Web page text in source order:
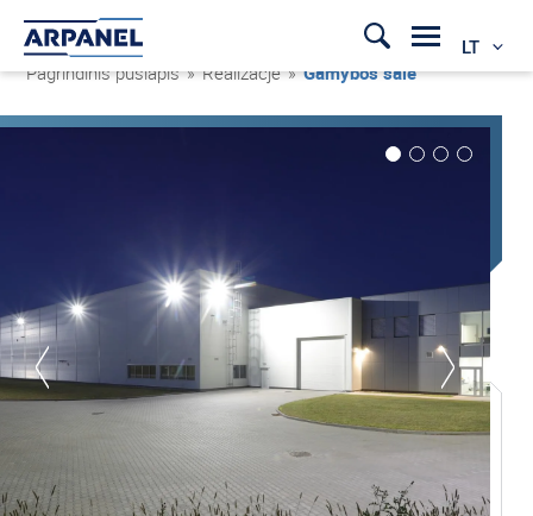
LT
Pagrindinis puslapis » Realizacje »Gamybos salė